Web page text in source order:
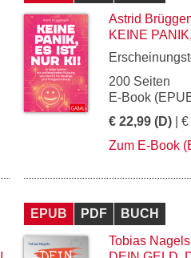
Astrid
KEINE
200 Seiten
E-Book
€ 22,99 (D) |
Zum E-Book
EPUB PDF
BUCH
Tobias Nagels